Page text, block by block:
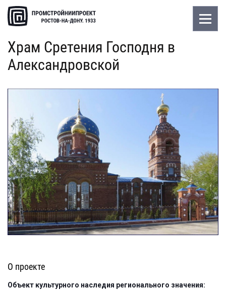
Храм Сретения Господня в
Александровской
О проекте
Объект культурного наследия регионального значения: